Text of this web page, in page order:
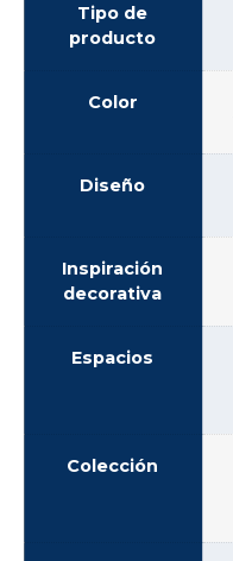
Tipo de
producto
Color
Diseño
Inspiración
decorativa
Espacios
Colección